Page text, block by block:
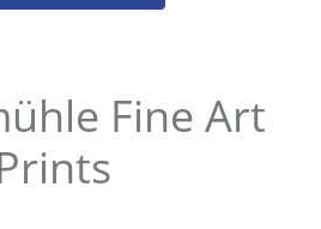
Fine Art